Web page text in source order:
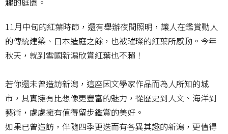
11月中旬的紅葉時節，還有舉辦夜間照明，讓人在鑑賞動人
的傳統建築、日本造庭之餘，也被璀璨的紅葉所感動。今年
秋天，就到雪國新潟欣賞紅葉也不賴！
若你還未曾造訪新潟，這座因文學家作品而為人所知的城
市，其實擁有比想像更豐富的魅力，從歷史到人文、海洋到
藝術，處處擁有值得留步鑑賞的美好。
如果已曾造訪，伴隨四季更迭而有各異其趣的新潟，更值得